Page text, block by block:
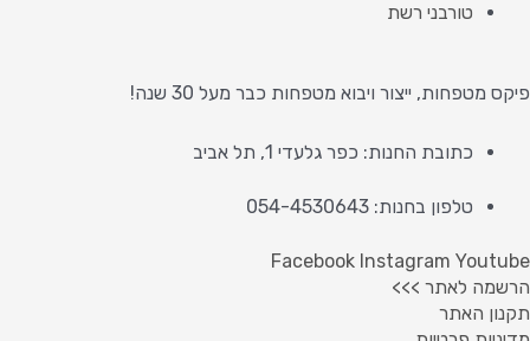
טורבני רשת
פיקס מטפחות, ייצור ויבוא מטפחות כבר מעל 30 שנה!
כתובת החנות: כפר גלעדי 1, תל אביב
טלפון בחנות: 054-4530643
Facebook Instagram Youtube
הרשמה לאתר >>>
תקנון האתר